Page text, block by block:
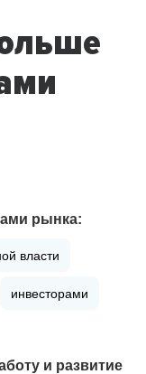
рынка:
власти
инвесторами
и развитие